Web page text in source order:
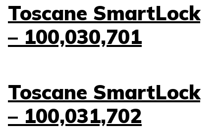
Toscane SmartLock
– 100,030,701
Toscane SmartLock
– 100,031,702